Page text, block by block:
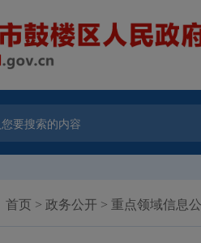
首页 > 政务公开 > 重点领域信息